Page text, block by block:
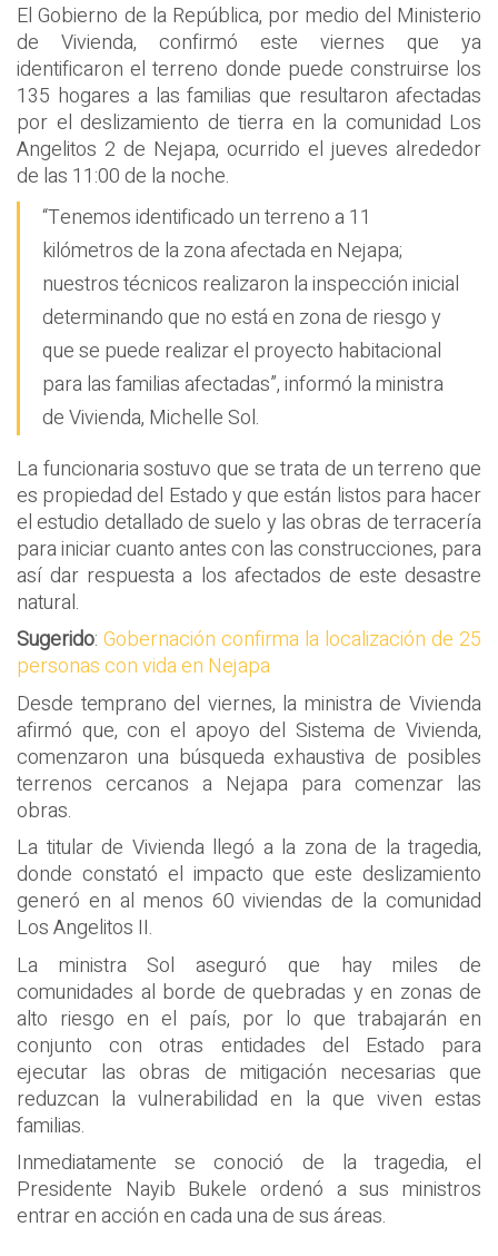
El Gobierno de la República, por medio del Ministerio
de Vivienda, confirmó este viernes que ya
identificaron el terreno donde puede construirse los
135 hogares a las familias que resultaron afectadas
por el deslizamiento de tierra en la comunidad Los
Angelitos 2 de Nejapa, ocurrido el jueves alrededor
de las 11:00 de la noche.
“Tenemos identificado un terreno a 11
kilómetros de la zona afectada en Nejapa;
nuestros técnicos realizaron la inspección inicial
determinando que no está en zona de riesgo y
que se puede realizar el proyecto habitacional
para las familias afectadas”, informó la ministra
de Vivienda, Michelle Sol.
La funcionaria sostuvo que se trata de un terreno que
es propiedad del Estado y que están listos para hacer
el estudio detallado de suelo y las obras de terracería
para iniciar cuanto antes con las construcciones, para
así dar respuesta a los afectados de este desastre
natural.
Sugerido: Gobernación confirma la localización de 25
personas con vida en Nejapa
Desde temprano del viernes, la ministra de Vivienda
afirmó que, con el apoyo del Sistema de Vivienda,
comenzaron una búsqueda exhaustiva de posibles
terrenos cercanos a Nejapa para comenzar las
obras.
La titular de Vivienda llegó a la zona de la tragedia,
donde constató el impacto que este deslizamiento
generó en al menos 60 viviendas de la comunidad
Los Angelitos II.
La ministra Sol aseguró que hay miles de
comunidades al borde de quebradas y en zonas de
alto riesgo en el país, por lo que trabajarán en
conjunto con otras entidades del Estado para
ejecutar las obras de mitigación necesarias que
reduzcan la vulnerabilidad en la que viven estas
familias.
Inmediatamente se conoció de la tragedia, el
Presidente Nayib Bukele ordenó a sus ministros
entrar en acción en cada una de sus áreas.